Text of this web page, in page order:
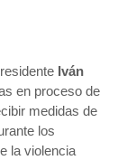
Iván
en proceso de
medidas de
los
la violencia